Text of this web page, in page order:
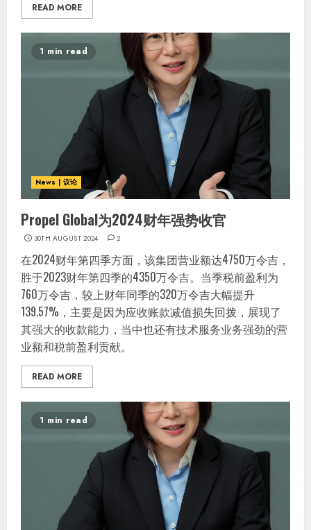
READ MORE
1 min read
News | 议论
Propel Global为2024财年强势收官
30TH AUGUST 2024 2
在2024财年第四季方面，该集团营业额达4750万令吉，
胜于2023财年第四季的4350万令吉。当季税前盈利为
760万令吉，较上财年同季的320万令吉大幅提升
139.57%，主要是因为应收账款减值损失回拨，展现了
其强大的收款能力，当中也还有技术服务业务强劲的营
业额和税前盈利贡献。
READ MORE
1 min read